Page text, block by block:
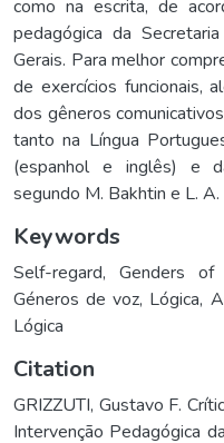
como na escrita, de
pedagógica da
Gerais. Para melhor
de exercícios funcionais,
dos gêneros
tanto na Língua
(espanhol e inglês) e
segundo M. Bakhtin e L. A.
Keywords
Self-regard, Genders of
Géneros de voz, Lógica,
Lógica
Citation
GRIZZUTI, Gustavo F.
Intervenção Pedagógica